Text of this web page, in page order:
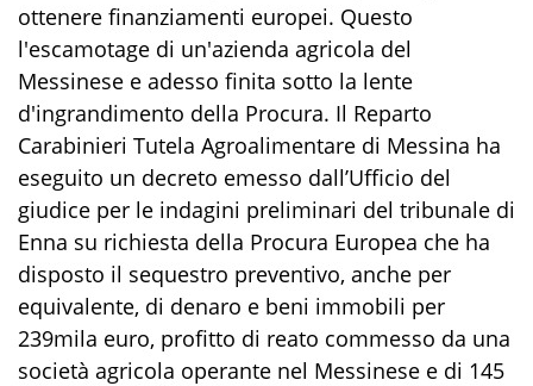
ottenere finanziamenti europei. Questo
l'escamotage di un'azienda agricola del
Messinese e adesso finita sotto la lente
d'ingrandimento della Procura. Il Reparto
Carabinieri Tutela Agroalimentare di Messina ha
eseguito un decreto emesso dall’Ufficio del
giudice per le indagini preliminari del tribunale di
Enna su richiesta della Procura Europea che ha
disposto il sequestro preventivo, anche per
equivalente, di denaro e beni immobili per
239mila euro, profitto di reato commesso da una
società agricola operante nel Messinese e di 145